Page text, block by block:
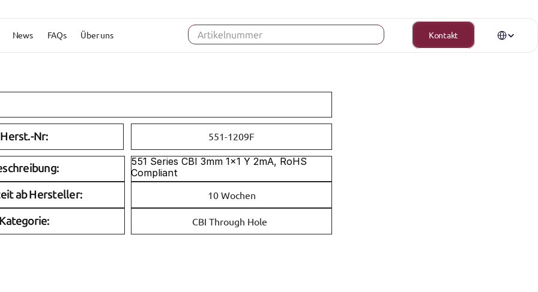
Herst.-Nr: 551-1209F
551 Series CBI 3mm 1x1 Y 2mA, RoHS
Compliant
ab Hersteller: 10 Wochen
Kategorie: CBI Through Hole
Kontakt
News FAQs Über uns Artikelnummer